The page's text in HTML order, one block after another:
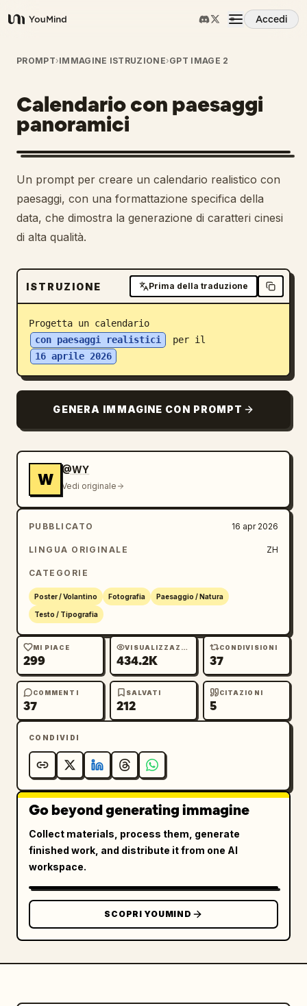
YouMind
Accedi
Panoramica
Casi d'uso
Abilità
Prompt
Prezzi
Scarica
Blog
Aggiornamenti
PROMPT›IMMAGINE ISTRUZIONE›GPT IMAGE 2
Calendario con paesaggi
panoramici
Un prompt per creare un calendario realistico con
paesaggi, con una formattazione specifica della
data, che dimostra la generazione di caratteri cinesi
di alta qualità.
ISTRUZIONE Prima della traduzione
Progetta un calendario
con paesaggi realistici
per il
16 aprile 2026
GENERA IMMAGINE CON PROMPT
W
@WY
Vedi originale
PUBBLICATO 16 apr 2026
LINGUA ORIGINALE ZH
CATEGORIE
Poster / Volantino Fotografia Paesaggio / Natura
Testo / Tipografia
MI PIACE
299
VISUALIZZAZIONI
434.2K
CONDIVISIONI
37
COMMENTI
37
SALVATI
212
CITAZIONI
5
CONDIVIDI
Go beyond generating immagine
Collect materials, process them, generate
finished work, and distribute it from one AI
workspace.
SCOPRI YOUMIND